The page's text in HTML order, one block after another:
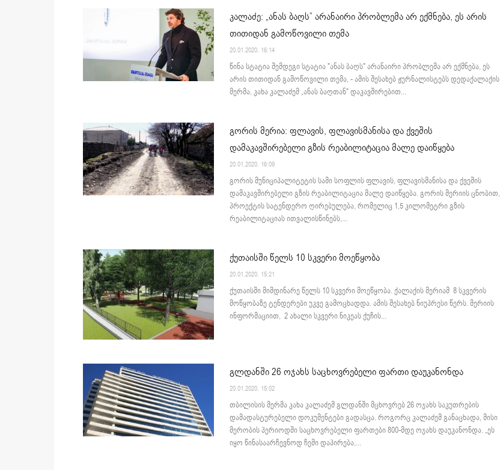
კალაძე: „ანას ბაღს” არანაირი პრობლემა არ ექმნება, ეს არის
თითიდან გამოწოვილი თემა
20.01.2020. 16:14
წინა სტატია შემდეგი სტატია "ანას ბაღს" არანაირი პრობლემა არ ექმნება, ეს
არის თითიდან გამოწოვილი თემა, - ამის შესახებ ჟურნალისტებს დედაქალაქის
მერმა, კახა კალაძემ „ანას ბაღთან" დაკავშირებით...
გორის მერია: ფლავის, ფლავისმანისა და ქვეშის
დამაკავშირებელი გზის რეაბილიტაცია მალე დაიწყება
20.01.2020. 16:09
გორის მუნიციპალიტეტის სამი სოფლის ფლავის, ფლავისმანისა და ქვეშის
დამაკავშირებელი გზის რეაბილიტაცია მალე დაიწყება. გორის მერიის ცნობით,
პროექტის სატენდერო ღირებულება, რომელიც 1,5 კილომეტრი გზის
რეაბილიტაციას ითვალისწინებს,...
ქუთაისში წელს 10 სკვერი მოეწყობა
20.01.2020. 15:21
ქუთაისში მიმდინარე წელს 10 სკვერი მოეწყობა. ქალაქის მერიამ 8 სკვერის
მოწყობაზე ტენდერები უკვე გამოცხადდა. ამის შესახებ ნიუპრესი წერს. მერიის
ინფორმაციით, 2 ახალი სკვერი ნიკეას ქუჩის...
გლდანში 26 ოჯახს საცხოვრებელი ფართი დაუკანონდა
20.01.2020. 15:02
თბილისის მერმა კახა კალაძემ გლდანში მცხოვრებ 26 ოჯახს საკუთრების
დამადასტურებელი დოკუმენტები გადასცა. როგორც კალაძემ განაცხადა, მისი
მერობის პერიოდში საცხოვრებელი ფართები 800-მდე ოჯახს დაუკანონდა. „ეს
იყო წინასაარჩევნოდ ჩემი დაპირება,...